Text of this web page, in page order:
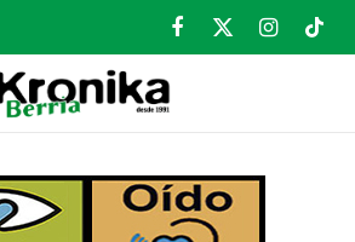
Facebook
X
Instagram